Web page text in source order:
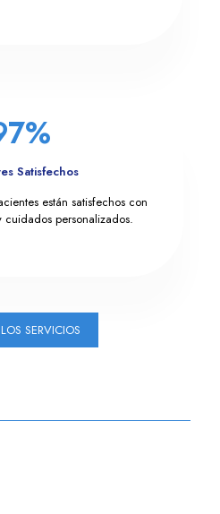
%
Satisfechos
están satisfechos con
cuidados personalizados.
SERVICIOS